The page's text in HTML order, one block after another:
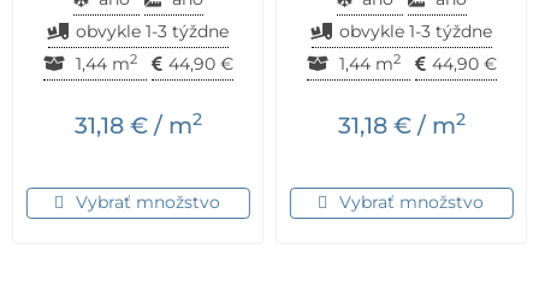
obvykle 1-3 týždne
1,44 m2 44,90 €
31,18 €/ m2
Vybrať množstvo
obvykle 1-3 týždne
1,44 m2 44,90 €
31,18 €/ m2
Vybrať množstvo